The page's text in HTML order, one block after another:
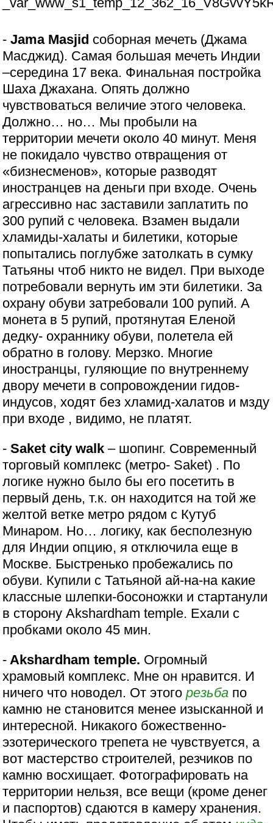
- Jama Masjid соборная мечеть (Джама
Масджид). Самая большая мечеть Индии
–середина 17 века. Финальная постройка
Шаха Джахана. Опять должно
чувствоваться величие этого человека.
Должно… но… Мы пробыли на
территории мечети около 40 минут. Меня
не покидало чувство отвращения от
«бизнесменов», которые разводят
иностранцев на деньги при входе. Очень
агрессивно нас заставили заплатить по
300 рупий с человека. Взамен выдали
хламиды-халаты и билетики, которые
попытались поглубже затолкать в сумку
Татьяны чтоб никто не видел. При выходе
потребовали вернуть им эти билетики. За
охрану обуви затребовали 100 рупий. А
монета в 5 рупий, протянутая Еленой
дедку- охраннику обуви, полетела ей
обратно в голову. Мерзко. Многие
иностранцы, гуляющие по внутреннему
двору мечети в сопровождении гидов-
индусов, ходят без хламид-халатов и мзду
при входе , видимо, не платят.
-Saket city walk – шопинг. Современный
торговый комплекс (метро- Saket) . По
логике нужно было бы его посетить в
первый день, т.к. он находится на той же
желтой ветке метро рядом с Кутуб
Минаром. Но… логику, как бесполезную
для Индии опцию, я отключила еще в
Москве. Быстренько пробежались по
обуви. Купили с Татьяной ай-на-на какие
классные шлепки-босоножки и стартанули
в сторону Akshardham temple. Ехали с
пробками около 45 мин.
- Akshardham temple. Огромный
храмовый комплекс. Мне он нравится. И
ничего что новодел. От этогорезьба по
камню не становится менее изысканной и
интересной. Никакого божественно-
эзотерического трепета не чувствуется, а
вот мастерство строителей, резчиков по
камню восхищает. Фотографировать на
территории нельзя, все вещи (кроме денег
и паспортов) сдаются в камеру хранения.